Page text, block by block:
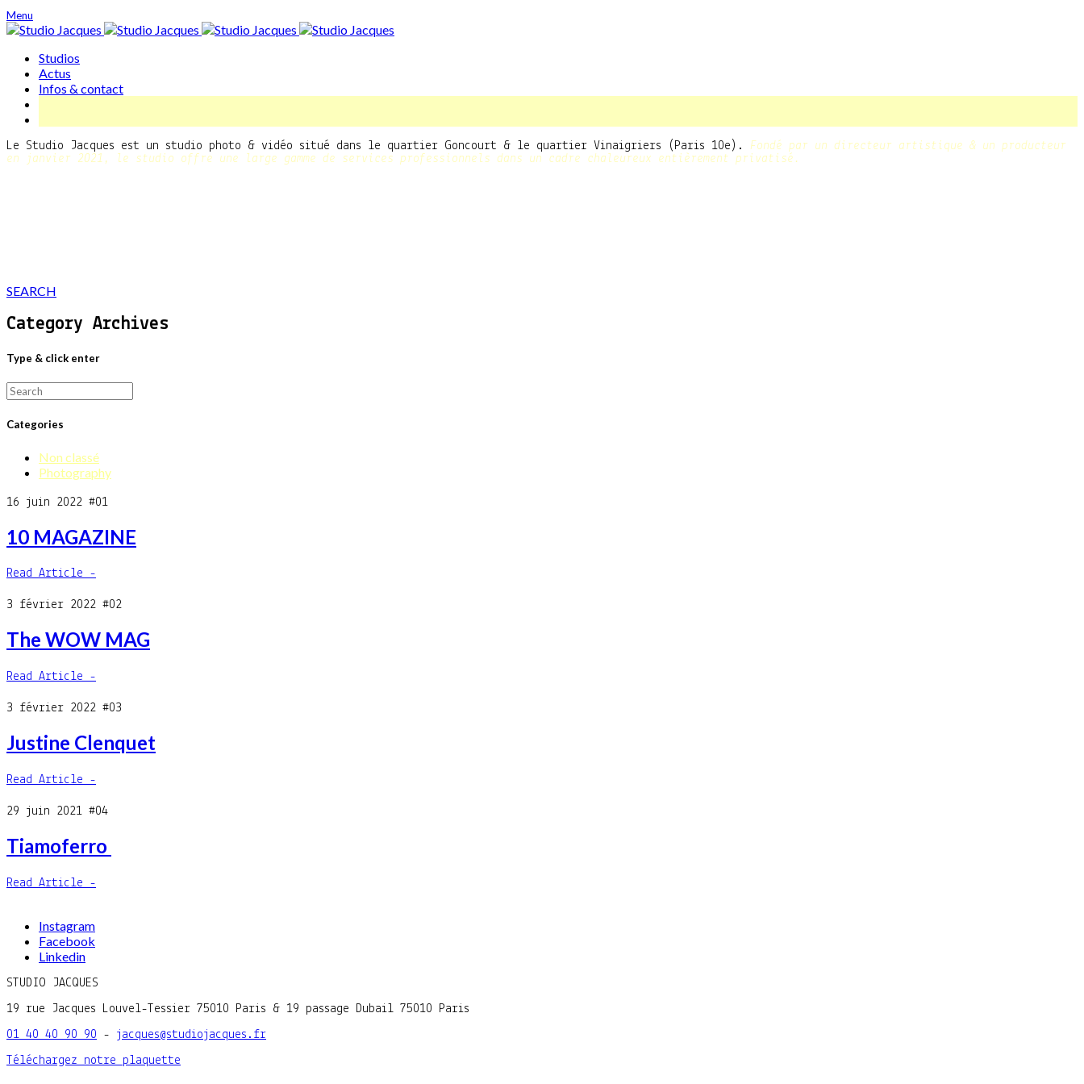
Menu
Studios
Actus
Infos & contact
Le Studio Jacques est un studio photo & vidéo situé dans le quartier Goncourt & le quartier Vinaigriers (Paris 10e). Fondé par un directeur artistique & un producteur
en janvier 2021, le studio offre une large gamme de services professionnels dans un cadre chaleureux entièrement privatisé.
SEARCH
Category Archives
Type & click enter
Search
for:
Categories
Non classé
Photography
16 juin 2022 #01
10 MAGAZINE
Read Article -
3 février 2022 #02
The WOW MAG
Read Article -
3 février 2022 #03
Justine Clenquet
Read Article -
29 juin 2021 #04
Tiamoferro
Read Article -
Instagram
Facebook
Linkedin
STUDIO JACQUES
19 rue Jacques Louvel-Tessier 75010 Paris & 19 passage Dubail 75010 Paris
01 40 40 90 90 - jacques@studiojacques.fr
Téléchargez notre plaquette